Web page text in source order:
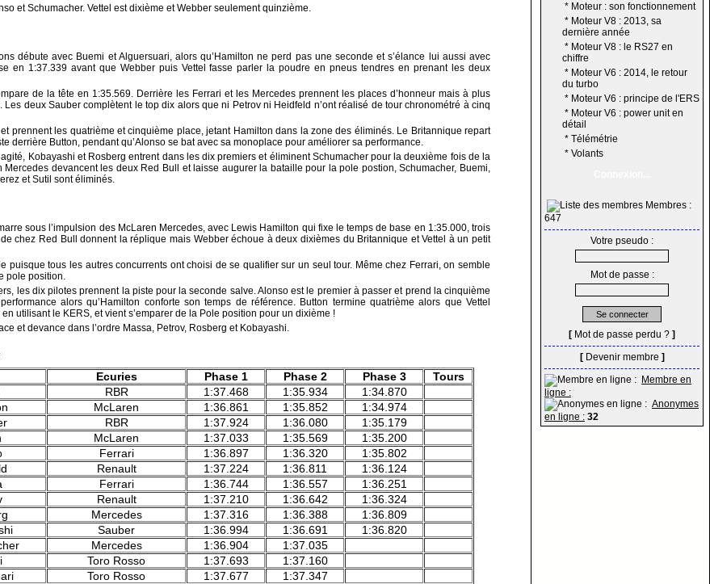
et Schumacher. Vettel est dixième et Webber seulement quinzième.
débute avec Buemi et Alguersuari, alors qu’Hamilton ne perd pas une seconde et s’élance lui aussi avec
en 1:37.339 avant que Webber puis Vettel fasse parler la poudre en pneus tendres en prenant les deux
de la tête en 1:35.569. Derrière les Ferrari et les Mercedes prennent les places d’honneur mais à plus
Les deux Sauber complètent le top dix alors que ni Petrov ni Heidfeld n’ont réalisé de tour chronométré à cinq
prennent les quatrième et cinquième place, jetant Hamilton dans la zone des éliminés. Le Britannique repart
derrière Button, pendant qu’Alonso se bat avec sa monoplace pour améliorer sa performance.
Kobayashi et Rosberg entrent dans les dix premiers et éliminent Schumacher pour la deuxième fois de la
Mercedes devancent les deux Red Bull et laisse augurer la bataille pour la pole postion, Schumacher, Buemi,
et Sutil sont éliminés.
sous l’impulsion des McLaren Mercedes, avec Lewis Hamilton qui fixe le temps de base en 1:35.000, trois
de chez Red Bull donnent la réplique mais Webber échoue à deux dixièmes du Britannique et Vettel à un petit
puisque tous les autres concurrents ont choisi de se qualifier sur un seul tour. Même chez Ferrari, on semble
pole position.
les dix pilotes prennent la piste pour la seconde salve. Alonso est le premier à passer et prend la cinquième
alors qu’Hamilton conforte son temps de référence. Button termine quatrième alors que Vettel
utilisant le KERS, et vient s’emparer de la Pole position pour un dixième !
et devance dans l’ordre Massa, Petrov, Rosberg et Kobayashi.
Ecuries Phase 1 Phase 2 Phase 3
Tours
RBR 1:37.468 1:35.934
1:34.870
McLaren 1:36.861 1:35.852
1:34.974
RBR 1:37.924 1:36.080
1:35.179
McLaren 1:37.033 1:35.569
1:35.200
Ferrari 1:36.897 1:36.320
1:35.802
Renault 1:37.224 1:36.811
1:36.124
Ferrari 1:36.744 1:36.557
1:36.251
Renault 1:37.210 1:36.642
1:36.324
Mercedes 1:37.316 1:36.388
1:36.809
Sauber 1:36.994 1:36.691
1:36.820
Mercedes 1:36.904
1:37.035
Toro Rosso 1:37.693
1:37.160
Toro Rosso 1:37.677
1:37.347
* Moteur : son fonctionnement
* Moteur V8 : 2013, sa
dernière année
* Moteur V8 : le RS27 en
chiffre
* Moteur V6 : 2014, le retour
du turbo
* Moteur V6 : principe de l'ERS
* Moteur V6 : power unit en
détail
* Télémétrie
* Volants
Membres :
647
Votre pseudo :
Mot de passe :
[ Mot de passe perdu ? ]
[ Devenir membre ]
Membre en
ligne :
Anonymes
en ligne : 32